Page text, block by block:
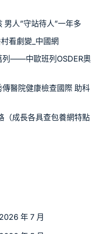
人”守站待人”一年多
看劇變_中國網
列——中歐班列OSDER奧
醫院健康檢查國際 助科
（成長各具查包養網特點
2026 年 7 月